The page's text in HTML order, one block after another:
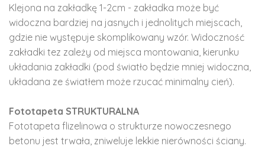
Klejona na zakładkę 1-2cm - zakładka może być
widoczna bardziej na jasnych i jednolitych miejscach,
gdzie nie występuje skomplikowany wzór. Widoczność
zakładki tez zależy od miejsca montowania, kierunku
układania zakładki (pod światło będzie mniej widoczna,
układana ze światłem może rzucać minimalny cień).
Fototapeta STRUKTURALNA
Fototapeta flizelinowa o strukturze nowoczesnego
betonu jest trwała, zniweluje lekkie nierówności ściany.